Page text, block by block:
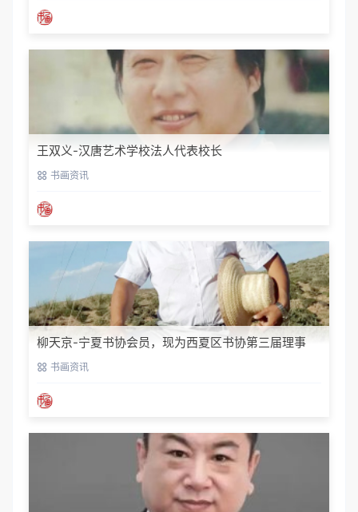
王双义-汉唐艺术学校法人代表校长
书画资讯
柳天京-宁夏书协会员，现为西夏区书协第三届理事
书画资讯